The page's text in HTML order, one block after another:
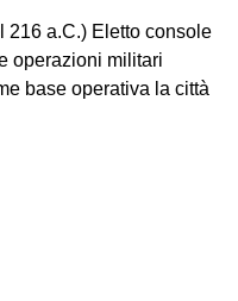
216 a.C.) Eletto console
operazioni militari
base operativa la città